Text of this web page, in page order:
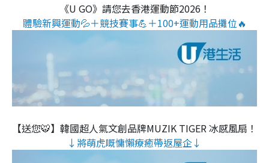
《U GO》請您去香港運動節2026！
體驗新興運動💦＋競技賽事💪＋100+運動用品攤位🔥
【送您🐯】韓國超人氣文創品牌MUZIK TIGER 冰感風扇！
↓將萌虎嘅慵懶療癒帶返屋企↓